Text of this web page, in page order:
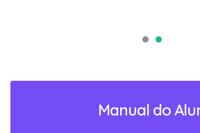
Manual do